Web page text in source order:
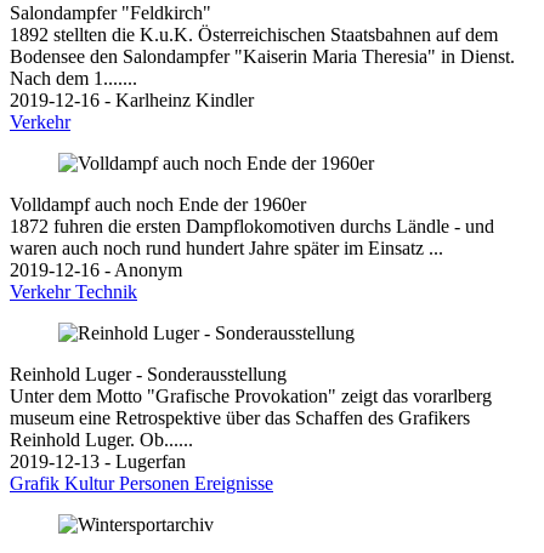
Salondampfer "Feldkirch"
1892 stellten die K.u.K. Österreichischen Staatsbahnen auf dem
Bodensee den Salondampfer "Kaiserin Maria Theresia" in Dienst.
Nach dem 1.......
2019-12-16 - Karlheinz Kindler
Verkehr
Volldampf auch noch Ende der 1960er
1872 fuhren die ersten Dampflokomotiven durchs Ländle - und
waren auch noch rund hundert Jahre später im Einsatz ...
2019-12-16 - Anonym
VerkehrTechnik
Reinhold Luger - Sonderausstellung
Unter dem Motto "Grafische Provokation" zeigt das vorarlberg
museum eine Retrospektive über das Schaffen des Grafikers
Reinhold Luger. Ob......
2019-12-13 - Lugerfan
Grafik KulturPersonen Ereignisse